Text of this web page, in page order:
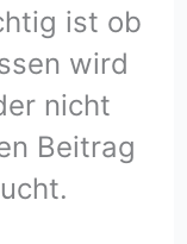
ist ob
wird
nicht
Beitrag